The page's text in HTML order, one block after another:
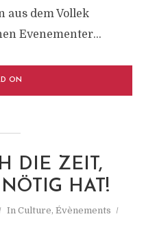
aus dem Vollek
Evenementer...
ON
DIE ZEIT,
HAT!
In Culture, Évènements